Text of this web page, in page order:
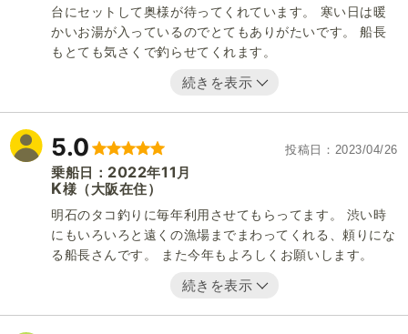
台にセットして奥様が待ってくれています。 寒い日は暖
かいお湯が入っているのでとてもありがたいです。 船長
もとても気さくで釣らせてくれます。
続きを表示
5.0 投稿日 2023/04/26
乗船日： 2022年11 月
K様 （大阪在住）
明石のタコ釣りに毎年利用させてもらってます。 渋い時
にもいろいろと遠くの漁場までまわってくれる、頼りにな
る船長さんです。 また今年もよろしくお願いします。
続きを表示